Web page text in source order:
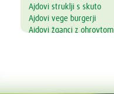
Ajdovi struklji s skuto
Ajdovi vege burgerji
Ajdovi žganci z ohrovtom